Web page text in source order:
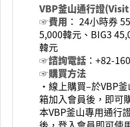
VBP釜山通行證
☞費用 ： 24小時券
5,000韓元、BIG3
韓元
☞諮詢電話 ：+82-
☞購買方法
‧線上購買–於VBP
箱加入會員後，即可
本VBP釜山專用通行